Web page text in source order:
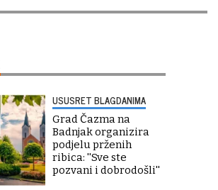
USUSRET BLAGDANIMA
Grad Čazma na
Badnjak organizira
podjelu prženih
ribica: ''Sve ste
pozvani i dobrodošli''